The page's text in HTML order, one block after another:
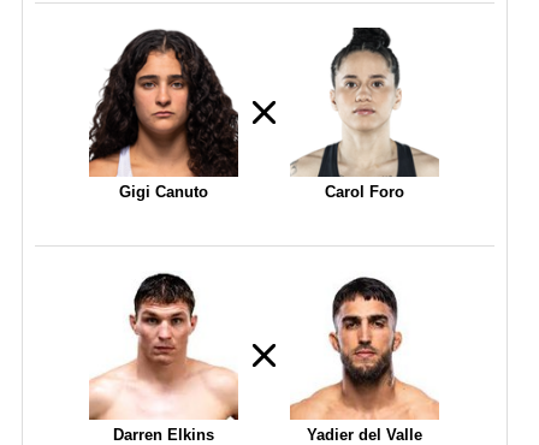
Gigi Canuto Carol Foro
Darren Elkins Yadier del Valle